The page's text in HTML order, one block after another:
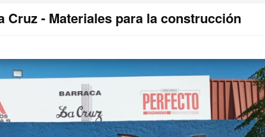
Cruz - Materiales para la construcción